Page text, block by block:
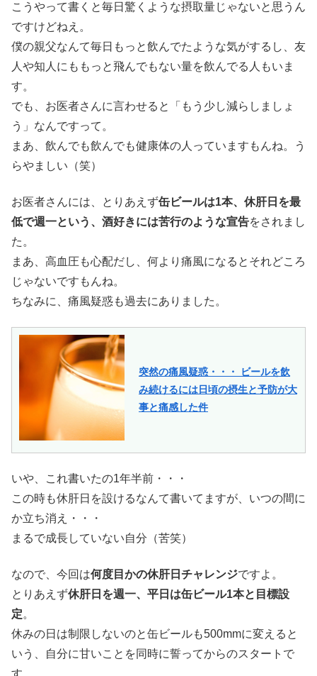
こうやって書くと毎日驚くような摂取量じゃないと思うん
ですけどねえ。
僕の親父なんて毎日もっと飲んでたような気がするし、友
人や知人にももっと飛んでもない量を飲んでる人もいま
す。
でも、お医者さんに言わせると「もう少し減らしましょ
う」なんですって。
まあ、飲んでも飲んでも健康体の人っていますもんね。う
らやましい（笑）
お医者さんには、とりあえず缶ビールは1本、休肝日を最
低で週一という、酒好きには苦行のような宣告をされまし
た。
まあ、高血圧も心配だし、何より痛風になるとそれどころ
じゃないですもんね。
ちなみに、痛風疑惑も過去にありました。
突然の痛風疑惑・・・ ビールを飲
み続けるには日頃の摂生と予防が大
事と痛感した件
いや、これ書いたの1年半前・・・
この時も休肝日を設けるなんて書いてますが、いつの間に
か立ち消え・・・
まるで成長していない自分（苦笑）
なので、今回は何度目かの休肝日チャレンジですよ。
とりあえず休肝日を週一、平日は缶ビール1本と目標設
定。
休みの日は制限しないのと缶ビールも500mmに変えると
いう、自分に甘いことを同時に誓ってからのスタートで
す。